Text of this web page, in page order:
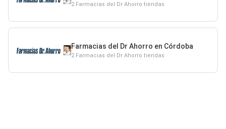
2 Farmacias del Dr Ahorro tiendas
Farmacias del Dr Ahorro en Córdoba
2 Farmacias del Dr Ahorro tiendas